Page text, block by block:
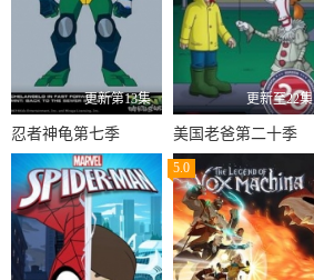
更新第13集
忍者神龟第七季
更新至22集
美国老爸第二十季
5.0